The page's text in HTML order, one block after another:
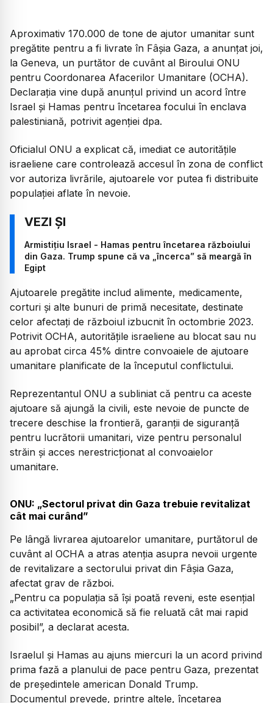
Aproximativ 170.000 de tone de ajutor umanitar sunt
pregătite pentru a fi livrate în Fâșia Gaza, a anunțat joi,
la Geneva, un purtător de cuvânt al Biroului ONU
pentru Coordonarea Afacerilor Umanitare (OCHA).
Declarația vine după anunțul privind un acord între
Israel și Hamas pentru încetarea focului în enclava
palestiniană, potrivit agenției dpa.
Oficialul ONU a explicat că, imediat ce autoritățile
israeliene care controlează accesul în zona de conflict
vor autoriza livrările, ajutoarele vor putea fi distribuite
populației aflate în nevoie.
Armistițiu Israel - Hamas pentru încetarea războiului
din Gaza. Trump spune că va „încerca” să meargă în
Egipt
Ajutoarele pregătite includ alimente, medicamente,
corturi și alte bunuri de primă necesitate, destinate
celor afectați de războiul izbucnit în octombrie 2023.
Potrivit OCHA, autoritățile israeliene au blocat sau nu
au aprobat circa 45% dintre convoaiele de ajutoare
umanitare planificate de la începutul conflictului.
Reprezentantul ONU a subliniat că pentru ca aceste
ajutoare să ajungă la civili, este nevoie de puncte de
trecere deschise la frontieră, garanții de siguranță
pentru lucrătorii umanitari, vize pentru personalul
străin și acces nerestricționat al convoaielor
umanitare.
ONU: „Sectorul privat din Gaza trebuie revitalizat
cât mai curând”
Pe lângă livrarea ajutoarelor umanitare, purtătorul de
cuvânt al OCHA a atras atenția asupra nevoii urgente
de revitalizare a sectorului privat din Fâșia Gaza,
afectat grav de război.
„Pentru ca populația să își poată reveni, este esențial
ca activitatea economică să fie reluată cât mai rapid
posibil”, a declarat acesta.
Israelul și Hamas au ajuns miercuri la un acord privind
prima fază a planului de pace pentru Gaza, prezentat
de președintele american Donald Trump.
Documentul prevede, printre altele, încetarea